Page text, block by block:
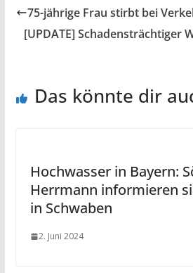
75-jährige Frau stirbt bei
[UPDATE] Schadensträchtiger
Das könnte dir
Hochwasser in Bayern:
Herrmann informieren
in Schwaben
2. Juni 2024